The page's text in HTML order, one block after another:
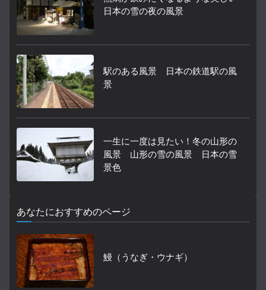
日本の雪の夜の風景
駅のある風景 日本の鉄道駅の風
景
一生に一度は見たい！冬の山形の
風景 山形の雪の風景 日本の雪
景色
あなたにおすすめのページ
鰻（うなぎ・ウナギ）